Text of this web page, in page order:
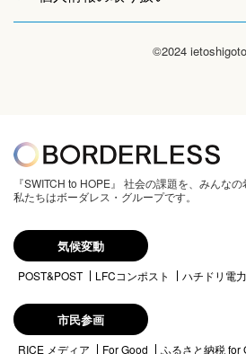
©2024
『SWITCH to HOPE』 社会の課題を、みんなの
私たちはボーダレス・グループです。
気候変動
POST&POST LFCコンポスト ハチドリ電力
市民参画
RICE メディア For Good ふるさと納税 for